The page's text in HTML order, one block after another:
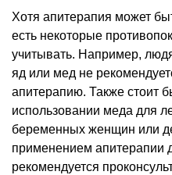
Хотя апитерапия может
есть некоторые
учитывать. Например,
яд или мед не
апитерапию. Также стоит
использовании меда для
беременных женщин или
применением апитерапии
рекомендуется